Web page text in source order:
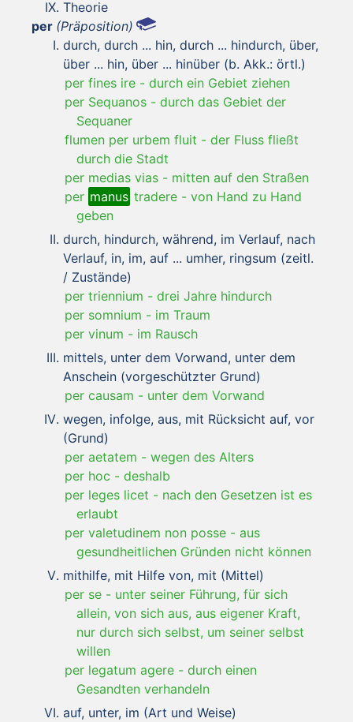
Theorie
per (Präposition)
durch, durch ... hin, durch ... hindurch, über,
über ... hin, über ... hinüber (b. Akk.: örtl.)
per fines ire - durch ein Gebiet ziehen
per Sequanos - durch das Gebiet der
Sequaner
flumen per urbem fluit - der Fluss fließt
durch die Stadt
per medias vias - mitten auf den Straßen
per manus tradere - von Hand zu Hand
geben
durch, hindurch, während, im Verlauf, nach
Verlauf, in, im, auf ... umher, ringsum (zeitl.
/ Zustände)
per triennium - drei Jahre hindurch
per somnium - im Traum
per vinum - im Rausch
mittels, unter dem Vorwand, unter dem
Anschein (vorgeschützter Grund)
per causam - unter dem Vorwand
wegen, infolge, aus, mit Rücksicht auf, vor
(Grund)
per aetatem - wegen des Alters
per hoc - deshalb
per leges licet - nach den Gesetzen ist es
erlaubt
per valetudinem non posse - aus
gesundheitlichen Gründen nicht können
mithilfe, mit Hilfe von, mit (Mittel)
per se - unter seiner Führung, für sich
allein, von sich aus, aus eigener Kraft,
nur durch sich selbst, um seiner selbst
willen
per legatum agere - durch einen
Gesandten verhandeln
auf, unter, im (Art und Weise)